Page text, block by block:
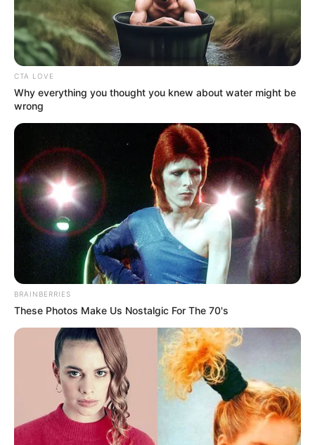
Megjövendöltea szeptember 11-i terrortámadást,
olajválságot gazdasági összeomlásokat
, sőt
– sok értelmező szerint – mégTrump
felemelkedésétés a
2000-es évek
napfogyatkozását
is előre leírta.
Kevesen tudják azonban, hogy Nostradamus
nemcsak világpolitikai eseményekről, hanemaz
emberek személyes életéről és csillagjegyeik
sorsáról is
írt.
A 2026-os esztendő első fele különösen erős égi
hatásokat hordoz – Nostradamus látomásai
alapjánnyolc csillagjegy életében sorsfordító
változások várhatók
Lesz, akinek új szerelem hoz fényt, másoknak
anyagi áttörés vagy régi sebek gyógyulása jelenti
CTA LOVE
Why everything you thought you knew about water might be
wrong
BRAINBERRIES
These Photos Make Us Nostalgic For The 70's